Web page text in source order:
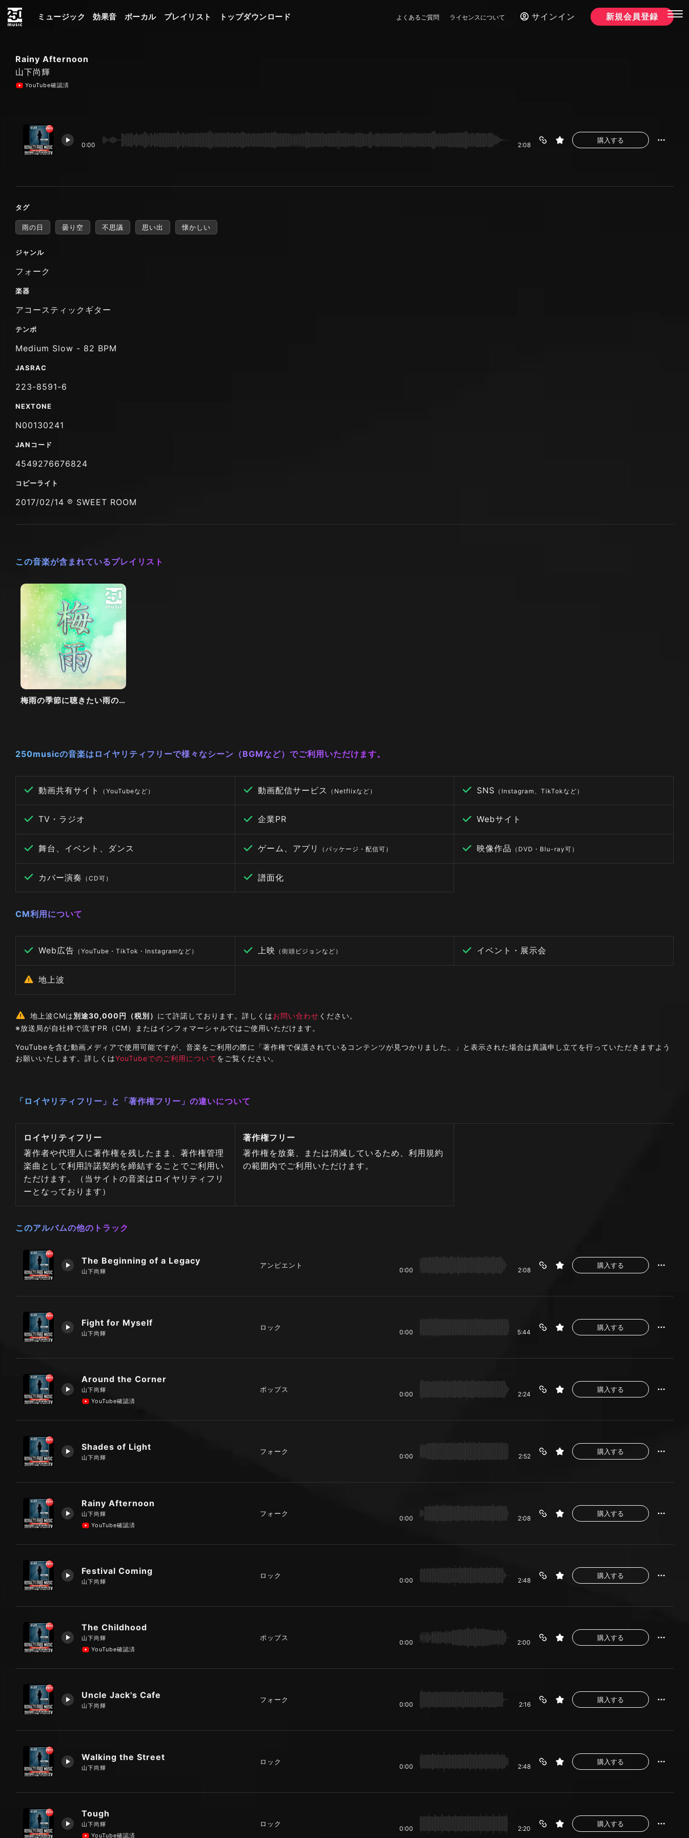
ミュージック 効果音 ボーカル プレイリスト トップダウンロード よくあるご質問 ライセンスについて サインイン 新規会員登録
Rainy Afternoon
山下尚輝
YouTube確認済
0:00 2:08
購入する
タグ
雨の日 曇り空 不思議 思い出 懐かしい
ジャンル
フォーク
楽器
アコースティックギター
テンポ
Medium Slow - 82 BPM
JASRAC
223-8591-6
NEXTONE
N00130241
JANコード
4549276676824
コピーライト
2017/02/14 ℗ SWEET ROOM
この音楽が含まれているプレイリスト
梅雨の季節に聴きたい雨の曲
250musicの音楽はロイヤリティフリーで様々なシーン（BGMなど）でご利用いただけます。
動画共有サイト （YouTubeなど） 動画配信サービス （Netflixなど） SNS （Instagram、TikTokなど）
TV・ラジオ 企業PR Webサイト
舞台、イベント、ダンス ゲーム、アプリ （パッケージ・配信可） 映像作品 （DVD・Blu-ray可）
カバー演奏 （CD可） 譜面化
CM利用について
Web広告 （YouTube・TikTok・Instagramなど） 上映 （街頭ビジョンなど） イベント・展示会
地上波
地上波CMは別途30,000円（税別） にて許諾しております。詳しくはお問い合わせ ください。
※放送局が自社枠で流すPR（CM）またはインフォマーシャルではご使用いただけます。
YouTubeを含む動画メディアで使用可能ですが、音楽をご利用の際に「著作権で保護されているコンテンツが見つかりました。」と表示された場合は異議申し立てを行っていただきますよう
お願いいたします。詳しくはYouTubeでのご利用についてをご覧ください。
「ロイヤリティフリー」と「著作権フリー」の違いについて
ロイヤリティフリー
著作者や代理人に著作権を残したまま、著作権管理
楽曲として利用許諾契約を締結することでご利用い
ただけます。（当サイトの音楽はロイヤリティフリ
ーとなっております）
著作権フリー
著作権を放棄、または消滅しているため、利用規約
の範囲内でご利用いただけます。
このアルバムの他のトラック
The Beginning of a Legacy
山下尚輝
アンビエント
0:00 2:08
購入する
Fight for Myself
山下尚輝
ロック
0:00 5:44
購入する
Around the Corner
山下尚輝
YouTube確認済
ポップス
0:00 2:24
購入する
Shades of Light
山下尚輝
フォーク
0:00 2:52
購入する
Rainy Afternoon
山下尚輝
YouTube確認済
フォーク
0:00 2:08
購入する
Festival Coming
山下尚輝
ロック
0:00 2:48
購入する
The Childhood
山下尚輝
YouTube確認済
ポップス
0:00 2:00
購入する
Uncle Jack's Cafe
山下尚輝
フォーク
0:00 2:16
購入する
Walking the Street
山下尚輝
ロック
0:00 2:48
購入する
Tough
山下尚輝
YouTube確認済
ロック
0:00 2:20
購入する